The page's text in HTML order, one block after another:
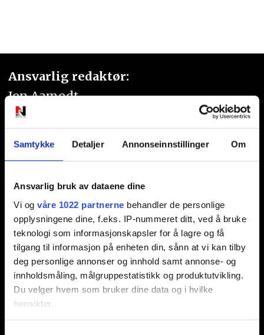
Samtykke Detaljer Annonseinnstillinger Om
Ansvarlig bruk av dataene dine
Vi og våre 1022 partnerne behandler de personlige
opplysningene dine, f.eks. IP-nummeret ditt, ved å bruke
teknologi som informasjonskapsler for å lagre og få
tilgang til informasjon på enheten din, sånn at vi kan tilby
deg personlige annonser og innhold samt annonse- og
innholdsmåling, målgruppestatistikk og produktutvikling.
Du velger hvem som bruker dine data og i hvilke
hensikter.
Ansvarlig redaktør:
Jon Aamodt
Nyhetstips:
tips@n247.no
Annonsering:
marked@n247.no